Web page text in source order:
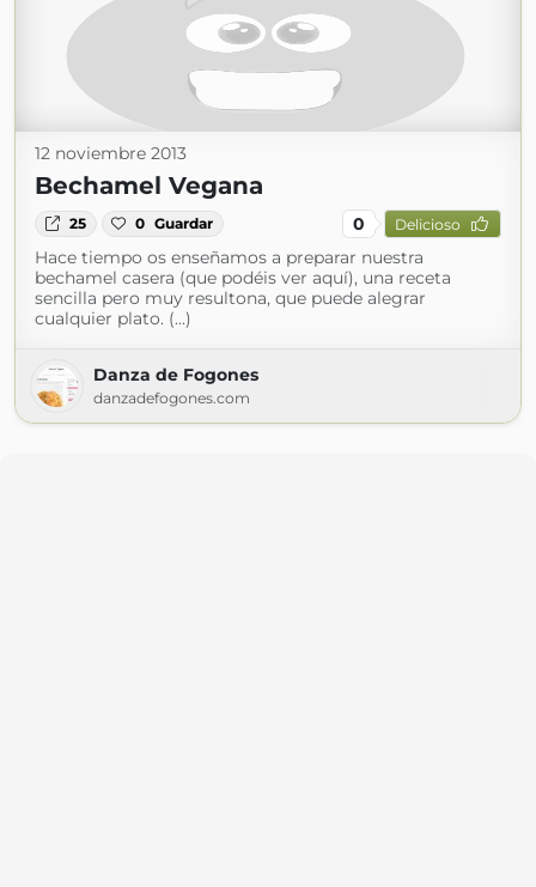
12 noviembre 2013
Bechamel Vegana
25 0 Guardar 0 Delicioso
Hace tiempo os enseñamos a preparar nuestra
bechamel casera (que podéis ver aquí), una receta
sencilla pero muy resultona, que puede alegrar
cualquier plato. (...)
Danza de Fogones
danzadefogones.com